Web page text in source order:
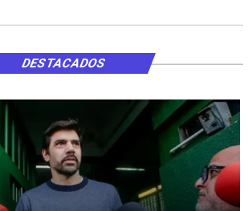
DESTACADOS